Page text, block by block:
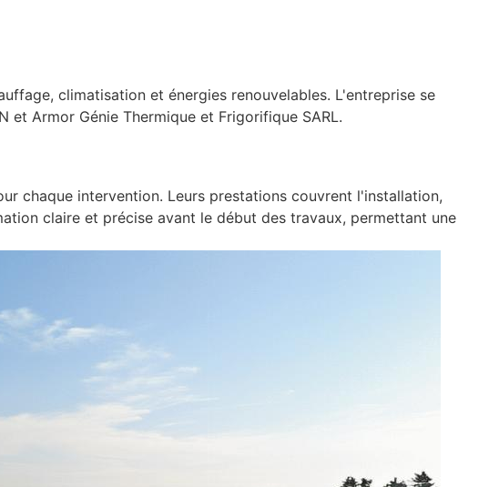
climatisation et énergies renouvelables. L'entreprise se
et Armor Génie Thermique et Frigorifique SARL.
chaque intervention. Leurs prestations couvrent l'installation,
claire et précise avant le début des travaux, permettant une